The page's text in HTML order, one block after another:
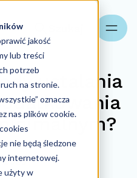
jakość
lub treści
potrzeb
na stronie.
oznacza
nas plików cookie.
nie będą śledzone
internetowej.
użyty w
ustalania